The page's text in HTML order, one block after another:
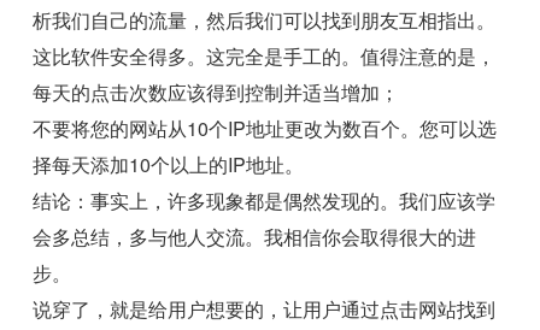
析我们自己的流量，然后我们可以找到朋友互相指出。
这比软件安全得多。这完全是手工的。值得注意的是，
每天的点击次数应该得到控制并适当增加；
不要将您的网站从10个IP地址更改为数百个。您可以选
择每天添加10个以上的IP地址。
结论：事实上，许多现象都是偶然发现的。我们应该学
会多总结，多与他人交流。我相信你会取得很大的进
步。
说穿了，就是给用户想要的，让用户通过点击网站找到